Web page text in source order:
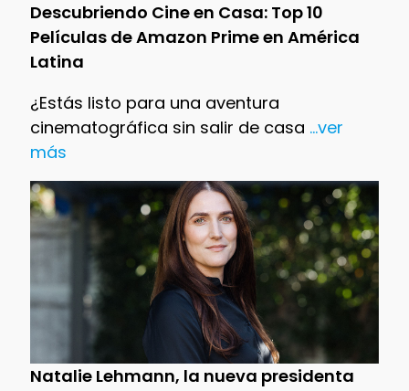
Descubriendo Cine en Casa: Top 10
Películas de Amazon Prime en América
Latina
¿Estás listo para una aventura
cinematográfica sin salir de casa ...ver
más
Natalie Lehmann, la nueva presidenta